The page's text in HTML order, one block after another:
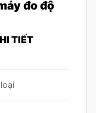
đo độ
TIẾT